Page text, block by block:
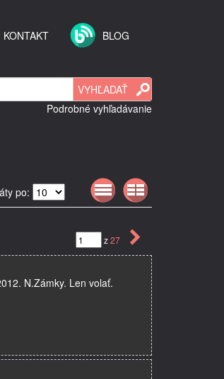
KONTAKT BLOG
Podrobné vyhľadávanie
po:
z27
N.Zámky. Len volať.